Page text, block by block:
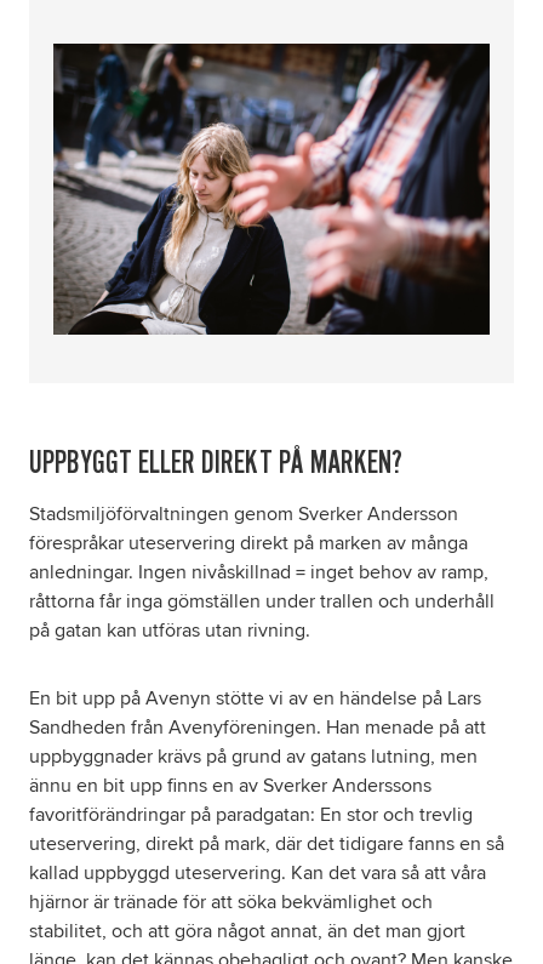
UPPBYGGT ELLER DIREKT PÅ MARKEN?
Stadsmiljöförvaltningen genom Sverker Andersson
förespråkar uteservering direkt på marken av många
anledningar. Ingen nivåskillnad = inget behov av ramp,
råttorna får inga gömställen under trallen och underhåll
på gatan kan utföras utan rivning.
En bit upp på Avenyn stötte vi av en händelse på Lars
Sandheden från Avenyföreningen. Han menade på att
uppbyggnader krävs på grund av gatans lutning, men
ännu en bit upp finns en av Sverker Anderssons
favoritförändringar på paradgatan: En stor och trevlig
uteservering, direkt på mark, där det tidigare fanns en så
kallad uppbyggd uteservering. Kan det vara så att våra
hjärnor är tränade för att söka bekvämlighet och
stabilitet, och att göra något annat, än det man gjort